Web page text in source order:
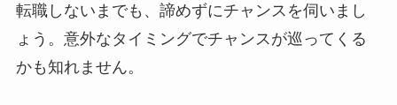
転職しないまでも、諦めずにチャンスを伺いまし
ょう。意外なタイミングでチャンスが巡ってくる
かも知れません。